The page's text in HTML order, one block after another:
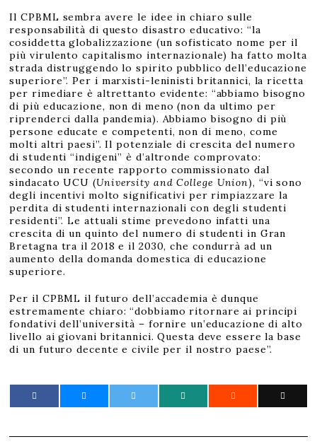
Il CPBML sembra avere le idee in chiaro sulle
responsabilità di questo disastro educativo: “la
cosiddetta globalizzazione (un sofisticato nome per il
più virulento capitalismo internazionale) ha fatto molta
strada distruggendo lo spirito pubblico dell’educazione
superiore”. Per i marxisti-leninisti britannici, la ricetta
per rimediare è altrettanto evidente: “abbiamo bisogno
di più educazione, non di meno (non da ultimo per
riprenderci dalla pandemia). Abbiamo bisogno di più
persone educate e competenti, non di meno, come
molti altri paesi”. Il potenziale di crescita del numero
di studenti “indigeni” è d’altronde comprovato:
secondo un recente rapporto commissionato dal
sindacato UCU (University and College Union), “vi sono
degli incentivi molto significativi per rimpiazzare la
perdita di studenti internazionali con degli studenti
residenti”. Le attuali stime prevedono infatti una
crescita di un quinto del numero di studenti in Gran
Bretagna tra il 2018 e il 2030, che condurrà ad un
aumento della domanda domestica di educazione
superiore.
Per il CPBML il futuro dell’accademia è dunque
estremamente chiaro: “dobbiamo ritornare ai principi
fondativi dell’università – fornire un’educazione di alto
livello ai giovani britannici. Questa deve essere la base
di un futuro decente e civile per il nostro paese”.